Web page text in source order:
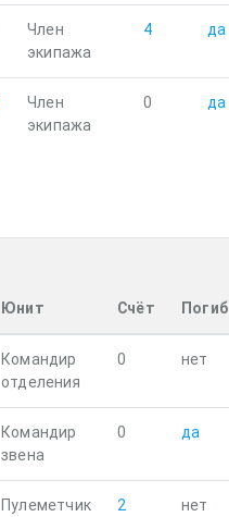
Член
экипажа
4 да
Член
экипажа
0 да
Юнит Счёт Погиб
Командир
отделения
0 нет
Командир
звена
0 да
Пулеметчик 2 нет